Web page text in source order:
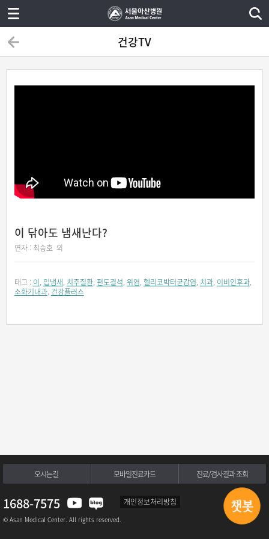
건강TV
이 닦아도 냄새난다?
연자 : 최승호외
태그 : 이, 입냄새, 치주질환, 편도결석, 위염, 헬리코박터균감염, 치과, 이비인후과,
소화기내과, 건강플러스
오시는길 모바일진료카드 진료/검사결과 조회
1688-7575 개인정보처리방침
© Asan Medical Center. All rights reserved.